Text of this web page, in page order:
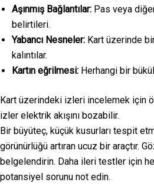
Aşınmış Bağlantılar: Pas veya diğer
belirtileri.
Yabancı Nesneler: Kart üzerinde
kalıntılar.
Kartın eğrilmesi: Herhangi bir
Kart üzerindeki izleri incelemek için
izler elektrik akışını bozabilir.
Bir büyüteç, küçük kusurları tespit
görünürlüğü artıran ucuz bir araçtır.
belgelendirin. Daha ileri testler için
potansiyel sorunu not edin.